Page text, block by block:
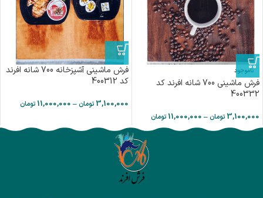
ناموجود
فرش ماشینی 700 شانه افرند كد
400332
3,100,000 تومان–
11,000,000 تومان
فرش ماشینی آشپزخانه 700 شانه افرند
کد 400312
3,100,000 تومان–
11,000,000 تومان